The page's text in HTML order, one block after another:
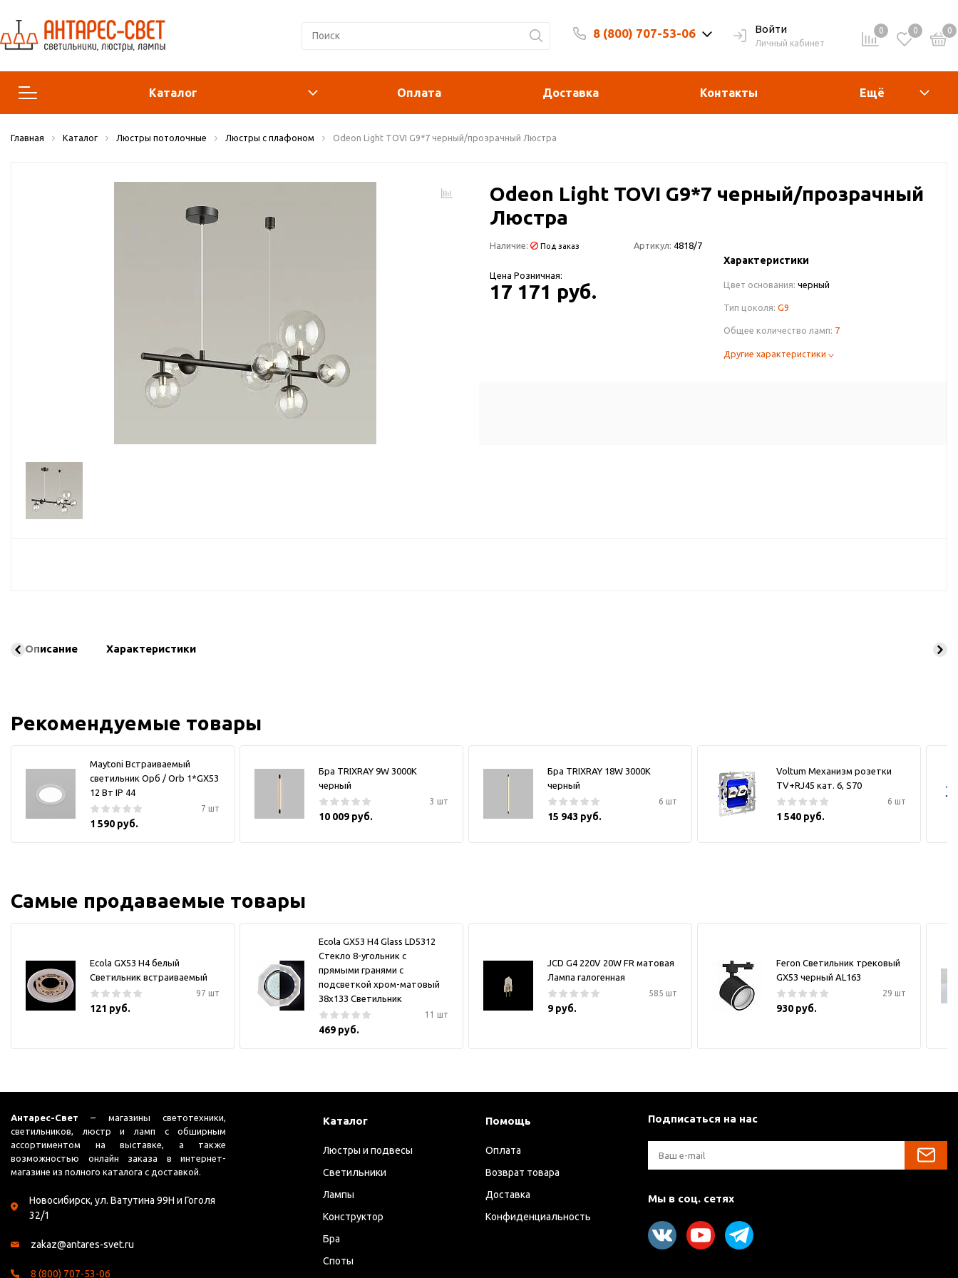
8 (800) 707-53-06 Войти
Личный кабинет
0 0 0
Каталог
Люстры и подвесы
Электрика
Прожекторы
Оплата Доставка Контакты Ещё
Главная Каталог Люстры потолочные Люстры с плафоном Odeon Light TOVI G9*7 черный/прозрачный Люстра
Odeon Light TOVI G9*7 черный/прозрачный
Люстра
Наличие: Под заказ Артикул: 4818/7
Цена Розничная:
17 171 руб.
Характеристики
Цвет основания: черный
Тип цоколя: G9
Общее количество ламп: 7
Другие характеристики
Описание Характеристики
Рекомендуемые товары
Maytoni Встраиваемый
светильник Орб / Orb 1*GX53
12 Вт IP 44
7 шт
1 590 руб.
Бра TRIXRAY 9W 3000К
черный
3 шт
10 009 руб.
Бра TRIXRAY 18W 3000К
черный
6 шт
15 943 руб.
Voltum Механизм розетки
TV+RJ45 кат. 6, S70
6 шт
1 540 руб.
Самые продаваемые товары
Ecola GX53 H4 белый
Светильник встраиваемый
97 шт
121 руб.
Ecola GX53 H4 Glass LD5312
Стекло 8-угольник с
прямыми гранями с
подсветкой хром-матовый
38x133 Светильник
11 шт
469 руб.
JCD G4 220V 20W FR матовая
Лампа галогенная
585 шт
9 руб.
Feron Светильник трековый
GX53 черный AL163
29 шт
930 руб.
Антарес-Свет – магазины светотехники,
светильников, люстр и ламп с обширным
ассортиментом на выставке, а также
возможностью онлайн заказа в интернет-
магазине из полного каталога с доставкой.
Новосибирск, ул. Ватутина 99Н и Гоголя
32/1
zakaz@antares-svet.ru
8 (800) 707-53-06
Каталог
Люстры и подвесы
Светильники
Лампы
Конструктор
Бра
Споты
Помощь
Оплата
Возврат товара
Доставка
Конфиденциальность
Подписаться на нас
Мы в соц. сетях